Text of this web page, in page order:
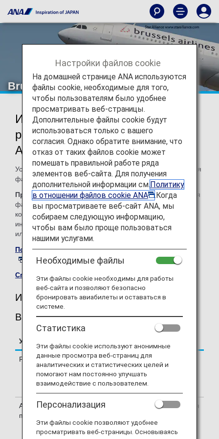
Brussels Airlines (SN)
Информация о кодшеринговых
рейсах авиакомпании Brussels
Airlines
Услуги на кодшеринговых рейсах с ANA предоставляются
фактическим перевозчиком как показано далее.
Примечание:В большинстве случаев правила и условия
фактического перевозчика распространяются на
кодшеринговые рейсы. Для получения подробной
информации обратитесь к нам во время бронирования
или напрямую в соответствующую авиакомпанию.
Посетите веб-сайт авиакомпании Brussels Airlines
Список кодшеринговых рейсов
Информация о рейсах авиакомпании
Brussels Airlines (SN)
Услуга
Регистрация
На стойке регистрации Brussels
Airlines (SN). Проверьте терминалы
отправления, указанные в вашем
Авиакомпания-
перевозчик
Некоторые рейсы могут выполняться
Brussels Airlines, включая Carpatair,
CityJet и Air Baltic. Данные
Настройки файлов cookie
На домашней странице ANA используются
файлы cookie, необходимые для того,
чтобы пользователям было удобнее
просматривать веб-страницы.
Дополнительные файлы cookie будут
использоваться только с вашего
согласия. Однако обратите внимание, что
отказ от таких файлов cookie может
помешать правильной работе ряда
элементов веб-сайта. Для получения
дополнительной информации см.Политику
в отношении файлов cookie ANA
.Когда
вы просматриваете веб-сайт ANA, мы
собираем следующую информацию,
чтобы вам было проще пользоваться
нашими услугами.
Необходимые файлы
Эти файлы cookie необходимы для работы
веб-сайта и позволяют безопасно
бронировать авиабилеты и оставаться в
системе.
Статистика
Эти файлы cookie используют анонимные
данные просмотра веб-страниц для
аналитических и статистических целей и
помогают нам постоянно улучшать
взаимодействие с пользователем.
Персонализация
Эти файлы cookie позволяют удобнее
просматривать веб-страницы. Основываясь